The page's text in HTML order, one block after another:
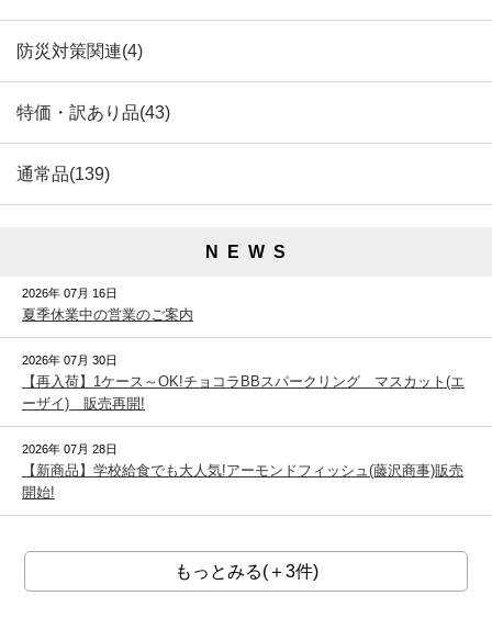
防災対策関連(4)
特価・訳あり品(43)
通常品(139)
N E W S
2026年 07月 16日
夏季休業中の営業のご案内
2026年 07月 30日
【再入荷】1ケース～OK!チョコラBBスパークリング マスカット(エ
ーザイ) 販売再開!
2026年 07月 28日
【新商品】学校給食でも大人気!アーモンドフィッシュ(藤沢商事)販売
開始!
もっとみる(＋3件)